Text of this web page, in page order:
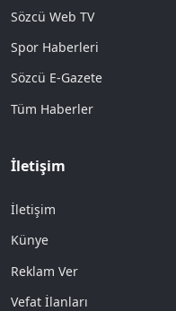
Sözcü Web TV
Spor Haberleri
Sözcü E-Gazete
Tüm Haberler
İletişim
İletişim
Künye
Reklam Ver
Vefat İlanları